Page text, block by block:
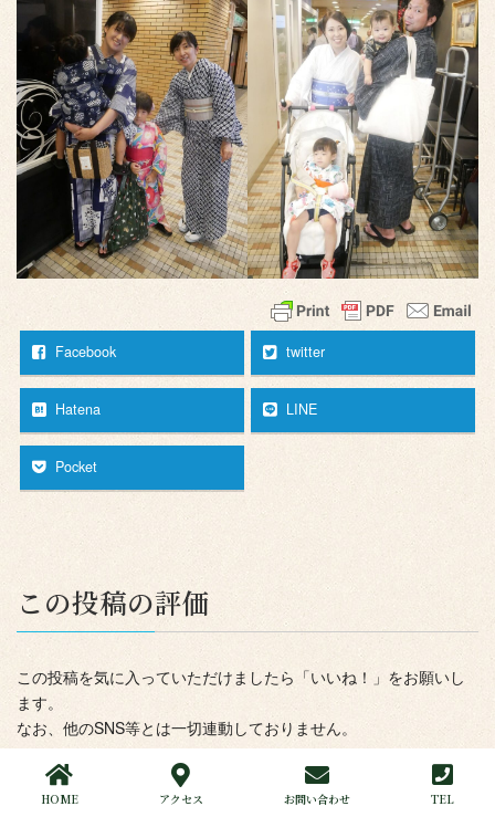
Facebook twitter
Hatena LINE
Pocket
この投稿の評価
この投稿を気に入っていただけましたら「いいね！」をお願いし
ます。
なお、他のSNS等とは一切連動しておりません。
(まだ評価がありません)
HOME アクセス お問い合わせ TEL